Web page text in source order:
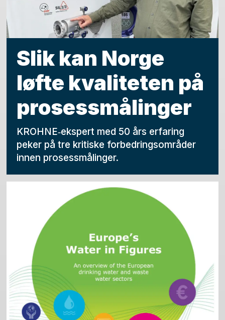
Slik kan Norge
løfte kvaliteten på
prosessmålinger
KROHNE‑ekspert med 50 års erfaring
peker på tre kritiske forbedringsområder
innen prosessmålinger.